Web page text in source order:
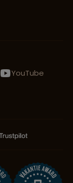
YouTube